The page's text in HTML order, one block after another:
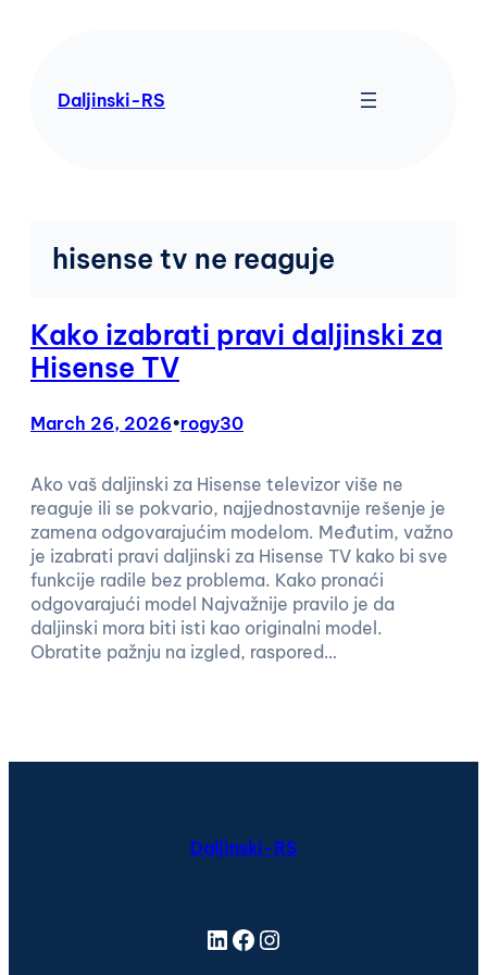
Daljinski-RS
hisense tv ne reaguje
Kako izabrati pravi daljinski za
Hisense TV
March 26, 2026•rogy30
Ako vaš daljinski za Hisense televizor više ne
reaguje ili se pokvario, najjednostavnije rešenje je
zamena odgovarajućim modelom. Međutim, važno
je izabrati pravi daljinski za Hisense TV kako bi sve
funkcije radile bez problema. Kako pronaći
odgovarajući model Najvažnije pravilo je da
daljinski mora biti isti kao originalni model.
Obratite pažnju na izgled, raspored…
Daljinski-RS
LinkedIn Facebook Instagram